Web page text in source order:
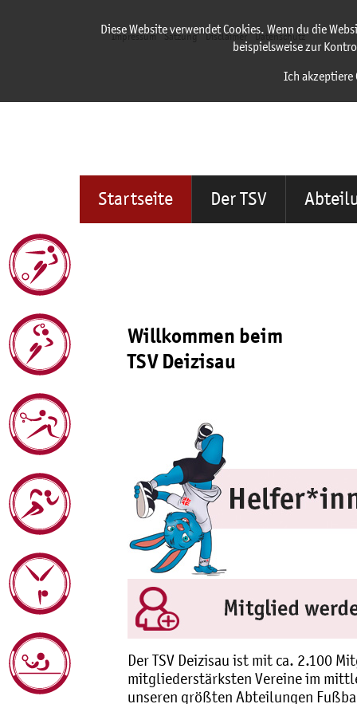
Impressum Satzung Disclaimer Datenschutz
Startseite Der TSV
Willkommen beim
TSV Deizisau
Der TSV Deizisau ist mit ca. 2.100
mitgliederstärksten Vereine im
unseren größten Abteilungen
Diese Website verwendet Cookies. Wenn du die
beispielsweise zur
Ich akzeptiere